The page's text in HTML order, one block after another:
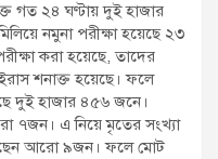
গত ২৪ ঘণ্টায় দুই হাজার
নমুনা পরীক্ষা হয়েছে ২৩
করা হয়েছে, তাদের
শনাক্ত হয়েছে। ফলে
দুই হাজার ৪৫৬ জনে।
৭জন। এ নিয়ে মৃতের সংখ্যা
আরো ৯জন। ফলে মোট